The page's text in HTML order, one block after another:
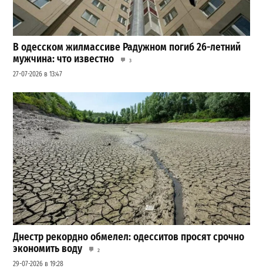
В одесском жилмассиве Радужном погиб 26-летний
мужчина: что известно
3
27-07-2026 в 13:47
Днестр рекордно обмелел: одесситов просят срочно
экономить воду
2
29-07-2026 в 19:28